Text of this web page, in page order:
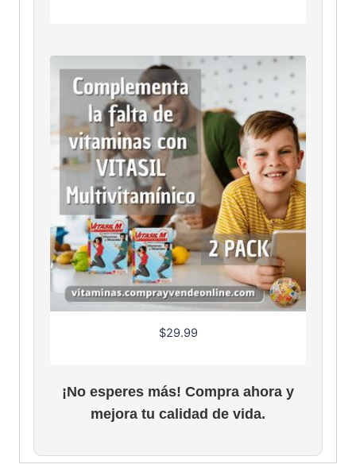
$29.99
¡No esperes más! Compra ahora y
mejora tu calidad de vida.